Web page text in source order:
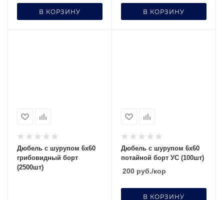
В КОРЗИНУ В КОРЗИНУ
Дюбель с шурупом 6х60
грибовидный борт
(2500шт)
Дюбель с шурупом 6х60
потайной борт УС (100шт)
200 руб./кор
В КОРЗИНУ